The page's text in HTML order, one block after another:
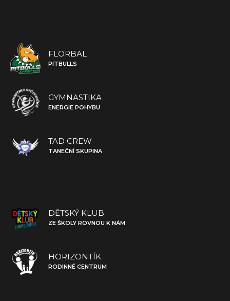
FLORBAL
PITBULLS
GYMNASTIKA
ENERGIE POHYBU
TAD CREW
TANEČNÍ SKUPINA
DĚTSKÝ KLUB
ZE ŠKOLY ROVNOU K NÁM
HORIZONTÍK
RODINNÉ CENTRUM